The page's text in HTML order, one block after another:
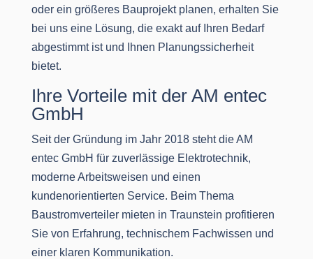
oder ein größeres Bauprojekt planen, erhalten Sie
bei uns eine Lösung, die exakt auf Ihren Bedarf
abgestimmt ist und Ihnen Planungssicherheit
bietet.
Ihre Vorteile mit der AM entec
GmbH
Seit der Gründung im Jahr 2018 steht die AM
entec GmbH für zuverlässige Elektrotechnik,
moderne Arbeitsweisen und einen
kundenorientierten Service. Beim Thema
Baustromverteiler mieten in Traunstein profitieren
Sie von Erfahrung, technischem Fachwissen und
einer klaren Kommunikation.